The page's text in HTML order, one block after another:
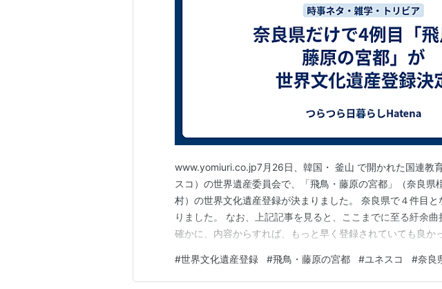
し、行動を起こさせたのです。
は、1984年から脱退していたが、イラク戦争
反応してユネスコ復帰をブッシュ大統領が表明し、2003年10
その後、2017年に再度の脱退を表明している。
日本ユネスコ協会連盟
www.yomiuri.co.jp7月26日、韓国・ 釜山 で開かれた国連教
スコ）の世界遺産委員会で、「飛鳥・藤原の宮都」（奈良県
村）の世界文化遺産登録が決まりました。 奈良県で４件目
りました。 なお、上記記事を見ると、ここまでに至る紆余曲
確かに、内容からすれば、もっと早く登録されていても良か
#世界文化遺産登録 #飛鳥・藤原の宮都 #ユネスコ #奈良